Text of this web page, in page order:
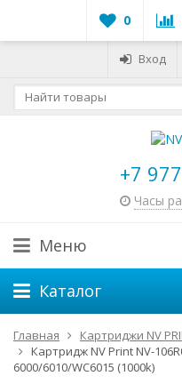
0
Вход
+7
Часы
Меню
Каталог
Главная Картриджи NV
Картридж NV Print NV-
6000/6010/WC6015 (1000k)